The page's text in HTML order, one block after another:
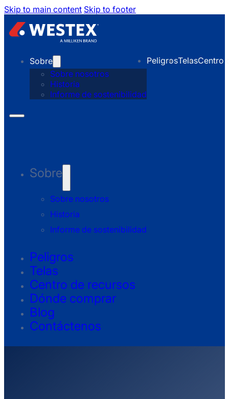
Skip to main content Skip to footer
Sobre
Sobre nosotros
Historia
Informe de sostenibilidad
PeligrosTelasCentro
Sobre
Sobre nosotros
Historia
Informe de sostenibilidad
Peligros
Telas
Centro de recursos
Dónde comprar
Blog
Contáctenos